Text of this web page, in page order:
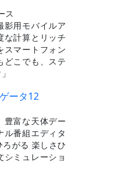
ス
影用モバイルア
な計算とリッチ
スマートフォン
どこでも、ステ
ータ12
豊富な天体デー
ル番組エディタ
ろがる 楽しさひ
シミュレーショ